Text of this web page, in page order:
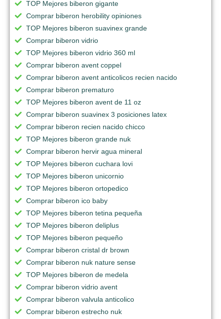
TOP Mejores biberon gigante
Comprar biberon herobility opiniones
TOP Mejores biberon suavinex grande
Comprar biberon vidrio
TOP Mejores biberon vidrio 360 ml
Comprar biberon avent coppel
Comprar biberon avent anticolicos recien nacido
Comprar biberon prematuro
TOP Mejores biberon avent de 11 oz
Comprar biberon suavinex 3 posiciones latex
Comprar biberon recien nacido chicco
TOP Mejores biberon grande nuk
Comprar biberon hervir agua mineral
TOP Mejores biberon cuchara lovi
TOP Mejores biberon unicornio
TOP Mejores biberon ortopedico
Comprar biberon ico baby
TOP Mejores biberon tetina pequeña
TOP Mejores biberon deliplus
TOP Mejores biberon pequeño
Comprar biberon cristal dr brown
Comprar biberon nuk nature sense
TOP Mejores biberon de medela
Comprar biberon vidrio avent
Comprar biberon valvula anticolico
Comprar biberon estrecho nuk